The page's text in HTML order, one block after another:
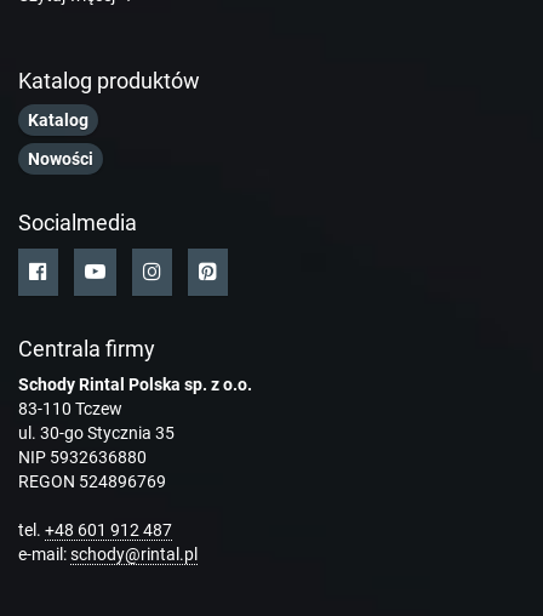
Katalog produktów
Katalog
Nowości
Socialmedia
Centrala firmy
Schody Rintal Polska sp. z o.o.
83-110 Tczew
ul. 30-go Stycznia 35
NIP 5932636880
REGON 524896769
tel. +48 601 912 487
e-mail:schody@rintal.pl